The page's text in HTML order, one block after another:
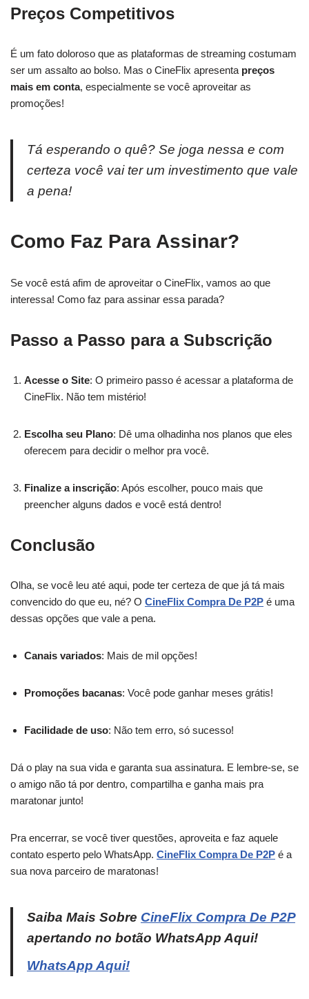
Preços Competitivos
É um fato doloroso que as plataformas de streaming costumam
ser um assalto ao bolso. Mas o CineFlix apresenta preços
mais em conta, especialmente se você aproveitar as
promoções!
Tá esperando o quê? Se joga nessa e com
certeza você vai ter um investimento que vale
a pena!
Como Faz Para Assinar?
Se você está afim de aproveitar o CineFlix, vamos ao que
interessa! Como faz para assinar essa parada?
Passo a Passo para a Subscrição
Acesse o Site: O primeiro passo é acessar a plataforma de
CineFlix. Não tem mistério!
Escolha seu Plano: Dê uma olhadinha nos planos que eles
oferecem para decidir o melhor pra você.
Finalize a inscrição: Após escolher, pouco mais que
preencher alguns dados e você está dentro!
Conclusão
Olha, se você leu até aqui, pode ter certeza de que já tá mais
convencido do que eu, né? O CineFlix Compra De P2P é uma
dessas opções que vale a pena.
Canais variados: Mais de mil opções!
Promoções bacanas: Você pode ganhar meses grátis!
Facilidade de uso: Não tem erro, só sucesso!
Dá o play na sua vida e garanta sua assinatura. E lembre-se, se
o amigo não tá por dentro, compartilha e ganha mais pra
maratonar junto!
Pra encerrar, se você tiver questões, aproveita e faz aquele
contato esperto pelo WhatsApp. CineFlix Compra De P2P é a
sua nova parceiro de maratonas!
Saiba Mais Sobre CineFlix Compra De P2P
apertando no botão WhatsApp Aqui!
WhatsApp Aqui!